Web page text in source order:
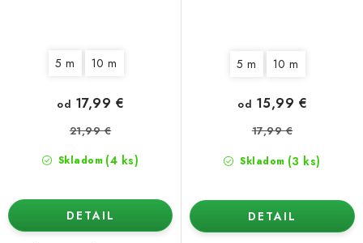
5 m 10 m
Skladom (4 ks)
od 17,99 €
21,99 €
DETAIL
5 m 10 m
Skladom (3 ks)
od 15,99 €
17,99 €
DETAIL